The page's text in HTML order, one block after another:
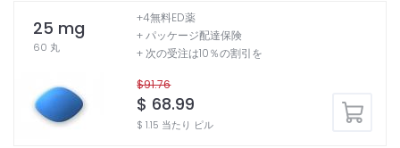
25 mg
60 丸
$91.76
$ 68.99
$ 1.15 当たり ピル
+4無料ED薬
+ パッケージ配達保険
+ 次の受注は10％の割引を